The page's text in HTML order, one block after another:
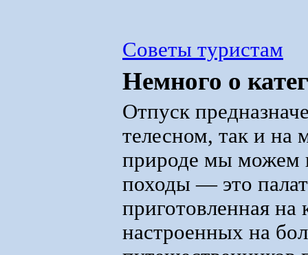
Советы туристам
Немного о
Отпуск
телесном, так и на
природе мы можем
походы — это
приготовленная на
настроенных на